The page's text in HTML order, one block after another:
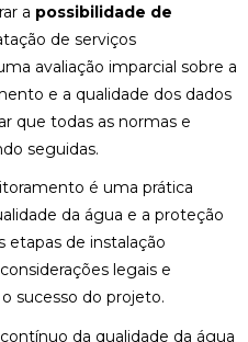
a possibilidade de
de serviços
avaliação imparcial sobre a
e a qualidade dos dados
que todas as normas e
seguidas.
é uma prática
da água e a proteção
etapas de instalação
legais e
sucesso do projeto.
da qualidade da água